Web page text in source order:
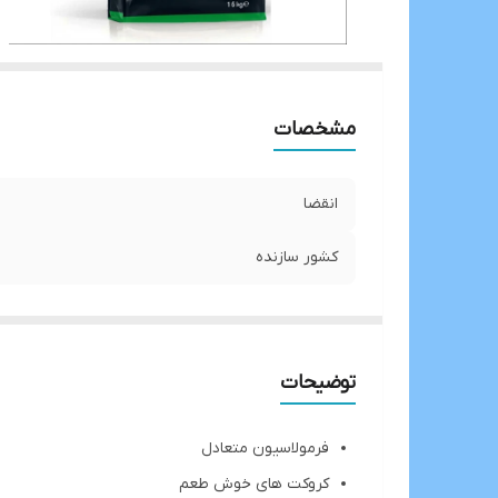
مشخصات
انقضا
کشور سازنده
توضیحات
فرمولاسیون متعادل
کروکت های خوش طعم